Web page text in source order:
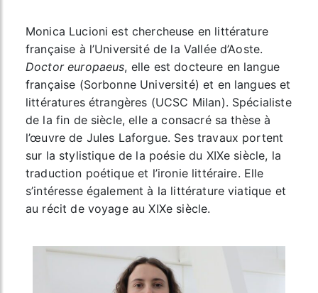
Monica Lucioni est chercheuse en littérature
française à l’Université de la Vallée d’Aoste.
Doctor europaeus, elle est docteure en langue
française (Sorbonne Université) et en langues et
littératures étrangères (UCSC Milan). Spécialiste
de la fin de siècle, elle a consacré sa thèse à
l’œuvre de Jules Laforgue. Ses travaux portent
sur la stylistique de la poésie du XIXe siècle, la
traduction poétique et l’ironie littéraire. Elle
s’intéresse également à la littérature viatique et
au récit de voyage au XIXe siècle.